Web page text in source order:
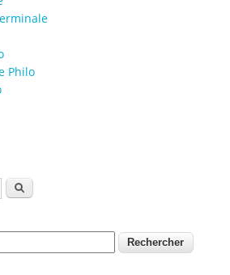
Philo
Rechercher